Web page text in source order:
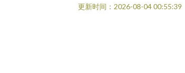
更新时间：2026-08-04 00:55:39